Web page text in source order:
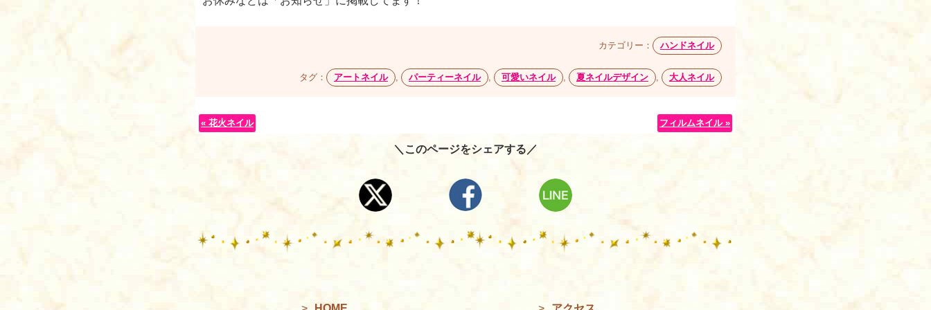
カテゴリー： ハンドネイル
タグ： アートネイル , パーティーネイル , 可愛いネイル , 夏ネイルデザイン , 大人ネイル
« 花火ネイル フィルムネイル »
＼このページをシェアする／